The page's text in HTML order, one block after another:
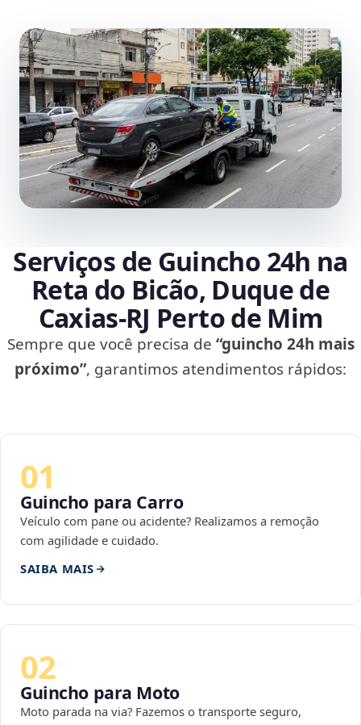
Serviços de Guincho 24h na
Reta do Bicão, Duque de
Caxias‑RJ Perto de Mim
Sempre que você precisa de “guincho 24h mais
próximo”, garantimos atendimentos rápidos:
01
Guincho para Carro
Veículo com pane ou acidente? Realizamos a remoção
com agilidade e cuidado.
SAIBA MAIS
02
Guincho para Moto
Moto parada na via? Fazemos o transporte seguro,